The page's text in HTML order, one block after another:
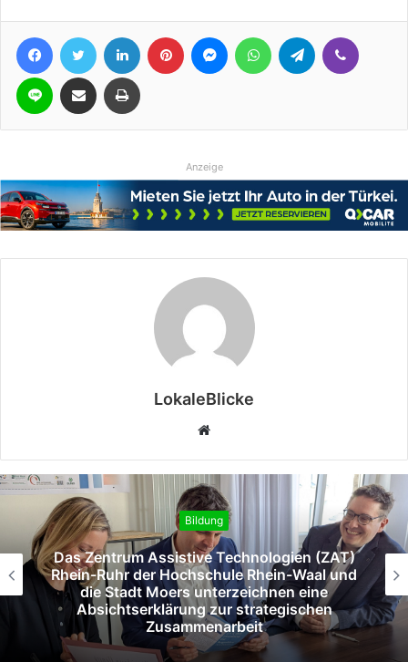
FacebookTwitter LinkedIn Pinterest MessengerWhatsAppTelegram
Line Teile per E-Mail Drucken
Anzeige
LokaleBlicke
Webseite
Bildung
Das Zentrum Assistive Technologien (ZAT)
Rhein-Ruhr der Hochschule Rhein-Waal und
die Stadt Moers unterzeichnen eine
Absichtserklärung zur strategischen
Zusammenarbeit